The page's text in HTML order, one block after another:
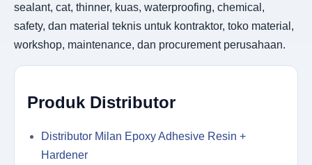
sealant, cat, thinner, kuas, waterproofing, chemical,
safety, dan material teknis untuk kontraktor, toko material,
workshop, maintenance, dan procurement perusahaan.
Produk Distributor
Distributor Milan Epoxy Adhesive Resin +
Hardener